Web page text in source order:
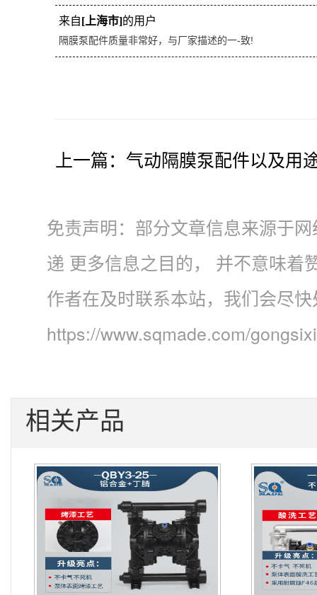
来自[上海市]的用户
隔膜泵配件质量非常好，与厂家描述的一-致!
上一篇： 气动隔膜泵配件以及用
免责声明：部分文章信息来源于
递 更多信息之目的， 并不意味着
作者在及时联系本站，我们会尽
https://www.sqmade.com/
相关产品